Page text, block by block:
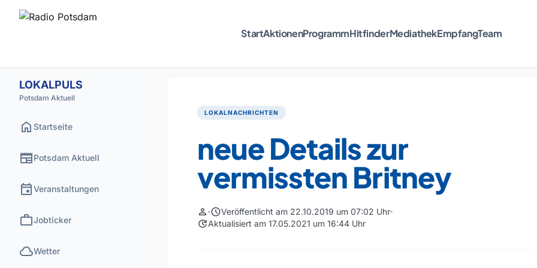
StartAktionenProgrammHitfinderMediathekEmpfangTeam
LOKALPULS
Potsdam Aktuell
home Startseite
newspaperPotsdam Aktuell
eventVeranstaltungen
workJobticker
cloudWetter
LOKALNACHRICHTEN
neue Details zur
vermissten Britney
person scheduleVeröffentlicht am 22.10.2019 um 07:02 Uhr
updateAktualisiert am 17.05.2021 um 16:44 Uhr